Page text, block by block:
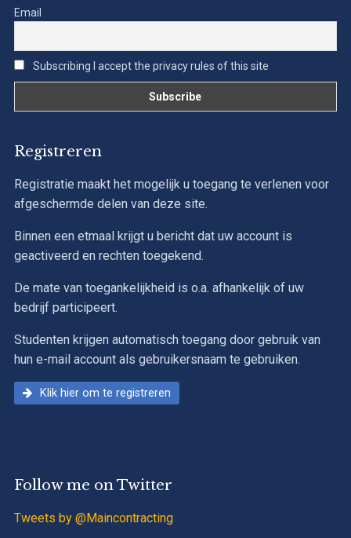
Email
Subscribing I accept the privacy rules of this site
Registreren
Registratie maakt het mogelijk u toegang te verlenen voor
afgeschermde delen van deze site.
Binnen een etmaal krijgt u bericht dat uw account is
geactiveerd en rechten toegekend.
De mate van toegankelijkheid is o.a. afhankelijk of uw
bedrijf participeert.
Studenten krijgen automatisch toegang door gebruik van
hun e-mail account als gebruikersnaam te gebruiken.
Klik hier om te registreren
Follow me on Twitter
Tweets by @Maincontracting